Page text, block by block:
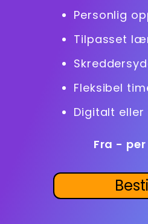
Junior Matte
Bestill
Inviter
Personlig
Tilpasset
Fleksibel
Digitalt eller
Fra -